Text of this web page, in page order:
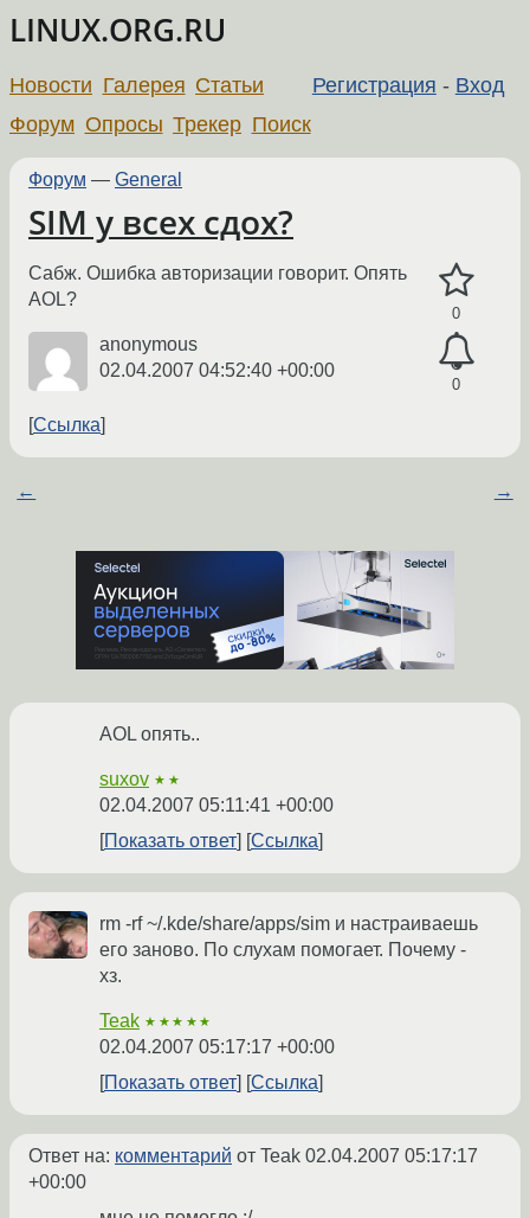
LINUX.ORG.RU
Регистрация - Вход
Новости Галерея Статьи
Форум Опросы Трекер Поиск
Форум — General
SIM у всех сдох?
0
0
Сабж. Ошибка авторизации говорит. Опять
AOL?
anonymous
02.04.2007 04:52:40 +00:00
Ссылка
← →
AOL опять..
suxov ★★
02.04.2007 05:11:41 +00:00
Показать ответ
Ссылка
rm -rf ~/.kde/share/apps/sim и настраиваешь
его заново. По слухам помогает. Почему -
хз.
Teak ★★★★★
02.04.2007 05:17:17 +00:00
Показать ответ
Ссылка
Ответ на: комментарий от Teak 02.04.2007 05:17:17
+00:00